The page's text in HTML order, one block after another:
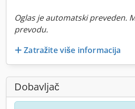
Oglas je automatski preveden.
prevodu.
Zatražite više informacija
Dobavljač